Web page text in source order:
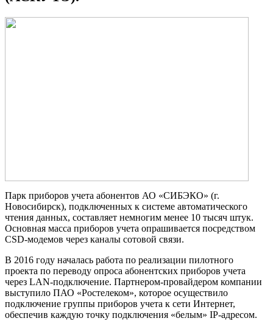
Парк приборов учета абонентов АО «СИБЭКО» (г.
Новосибирск), подключенных к системе автоматического
чтения данных, составляет немногим менее 10 тысяч штук.
Основная масса приборов учета опрашивается посредством
CSD-модемов через каналы сотовой связи.
В 2016 году началась работа по реализации пилотного
проекта по переводу опроса абонентских приборов учета
через LAN-подключение. Партнером-провайдером компании
выступило ПАО «Ростелеком», которое осуществило
подключение группы приборов учета к сети Интернет,
обеспечив каждую точку подключения «белым» IP-адресом.